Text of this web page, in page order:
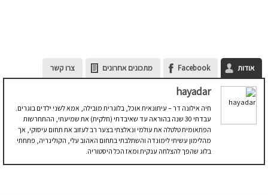
אודות Facebook מתכונים אחרונים צרו קשר
hayadar
חיה אילונה דר – עיתונאית אוכל, בלוגרית מובילה, אמא לשני ילדים בוגרים.
עבדתי 30 שנה בהוראה עד שאיבדתי (חלקית) את שמיעתי, ההתחרשות
הפתאומית טלטלה את עולמי ונאלצתי בצער רב לעזוב את תחום עיסוקי, אך
מהלימון עשיתי לימונדה והשתלבתי בתחום האהוב עלי, הקולינריה, פתחתי
בלוג שהפך להצלחה ענקית ומאז הכל היסטוריה.